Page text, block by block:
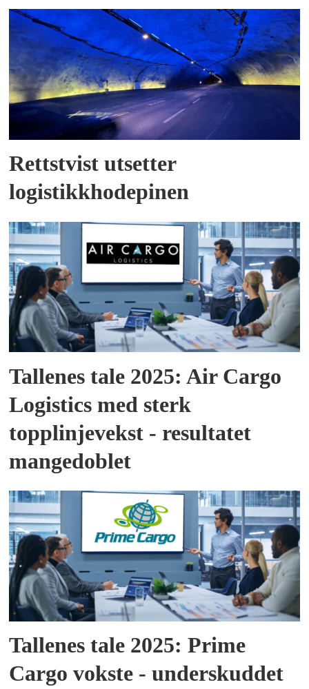
Rettstvist utsetter
logistikkhodepinen
Tallenes tale 2025: Air Cargo
Logistics med sterk
topplinjevekst - resultatet
mangedoblet
Tallenes tale 2025: Prime
Cargo vokste - underskuddet